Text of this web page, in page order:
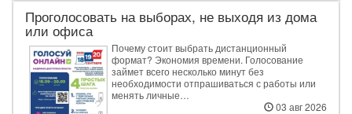
Проголосовать на выборах, не выходя из дома
или офиса
Почему стоит выбрать дистанционный
формат? Экономия времени. Голосование
займет всего несколько минут без
необходимости отпрашиваться с работы или
менять личные…
03 авг 2026